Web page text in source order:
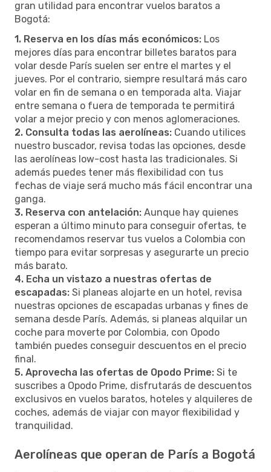
gran utilidad para encontrar vuelos baratos a
Bogotá:
1. Reserva en los días más económicos: Los
mejores días para encontrar billetes baratos para
volar desde París suelen ser entre el martes y el
jueves. Por el contrario, siempre resultará más caro
volar en fin de semana o en temporada alta. Viajar
entre semana o fuera de temporada te permitirá
volar a mejor precio y con menos aglomeraciones.
2. Consulta todas las aerolíneas: Cuando utilices
nuestro buscador, revisa todas las opciones, desde
las aerolíneas low-cost hasta las tradicionales. Si
además puedes tener más flexibilidad con tus
fechas de viaje será mucho más fácil encontrar una
ganga.
3. Reserva con antelación: Aunque hay quienes
esperan a último minuto para conseguir ofertas, te
recomendamos reservar tus vuelos a Colombia con
tiempo para evitar sorpresas y asegurarte un precio
más barato.
4. Echa un vistazo a nuestras ofertas de
escapadas: Si planeas alojarte en un hotel, revisa
nuestras opciones de escapadas urbanas y fines de
semana desde París. Además, si planeas alquilar un
coche para moverte por Colombia, con Opodo
también puedes conseguir descuentos en el precio
final.
5. Aprovecha las ofertas de Opodo Prime: Si te
suscribes a Opodo Prime, disfrutarás de descuentos
exclusivos en vuelos baratos, hoteles y alquileres de
coches, además de viajar con mayor flexibilidad y
tranquilidad.
Aerolíneas que operan de París a Bogotá